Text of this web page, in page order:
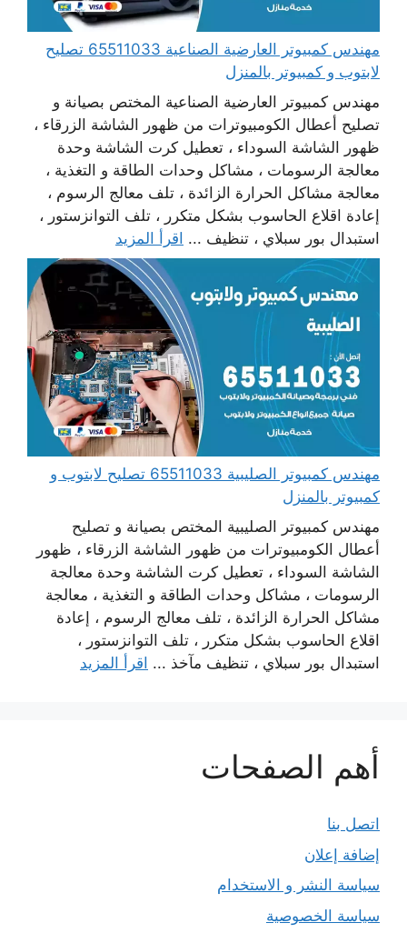
مهندس كمبيوتر العارضية الصناعية 65511033 تصليح
لابتوب و كمبيوتر بالمنزل
مهندس كمبيوتر العارضية الصناعية المختص بصيانة و
تصليح أعطال الكومبيوترات من ظهور الشاشة الزرقاء ،
ظهور الشاشة السوداء ، تعطيل كرت الشاشة وحدة
معالجة الرسومات ، مشاكل وحدات الطاقة و التغذية ،
معالجة مشاكل الحرارة الزائدة ، تلف معالج الرسوم ،
إعادة اقلاع الحاسوب بشكل متكرر ، تلف التوانزستور ،
استبدال بور سبلاي ، تنظيف ... اقرأ المزيد
مهندس كمبيوتر الصليبية 65511033 تصليح لابتوب و
كمبيوتر بالمنزل
مهندس كمبيوتر الصليبية المختص بصيانة و تصليح
أعطال الكومبيوترات من ظهور الشاشة الزرقاء ، ظهور
الشاشة السوداء ، تعطيل كرت الشاشة وحدة معالجة
الرسومات ، مشاكل وحدات الطاقة و التغذية ، معالجة
مشاكل الحرارة الزائدة ، تلف معالج الرسوم ، إعادة
اقلاع الحاسوب بشكل متكرر ، تلف التوانزستور ،
استبدال بور سبلاي ، تنظيف مآخذ ... اقرأ المزيد
أهم الصفحات
اتصل بنا
إضافة إعلان
سياسة النشر و الاستخدام
سياسة الخصوصية